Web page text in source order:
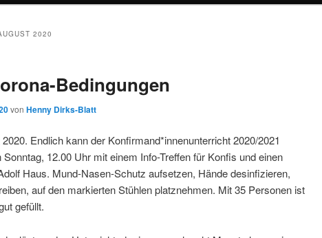
2020
Bedingungen
von Henny Dirks-Blatt
Endlich kann der Konfirmand*innenunterricht 2020/2021
12.00 Uhr mit einem Info-Treffen für Konfis und einen
Haus. Mund-Nasen-Schutz aufsetzen, Hände desinfizieren,
auf den markierten Stühlen platznehmen. Mit 35 Personen ist
gefüllt.